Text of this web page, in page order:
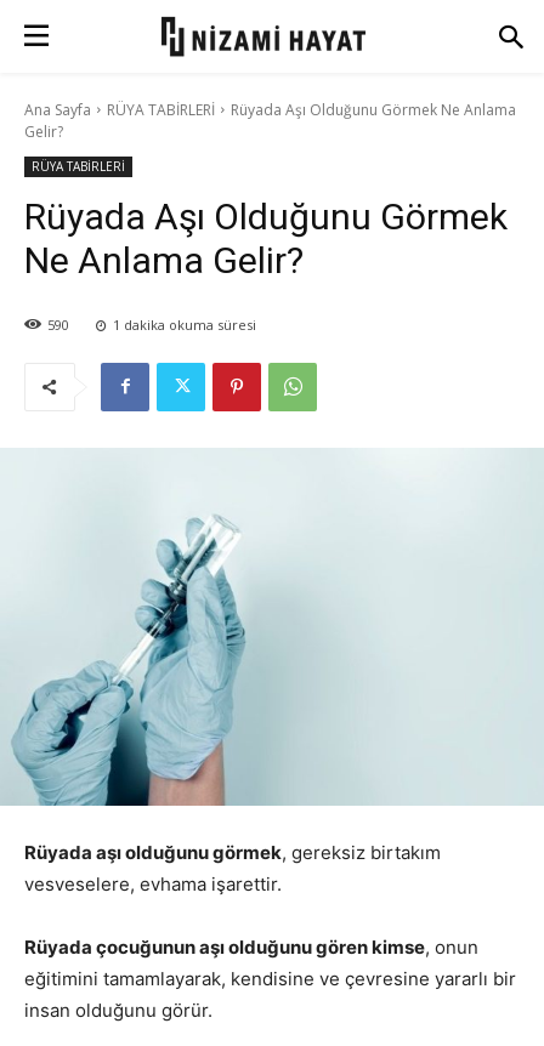
Ana Sayfa RÜYA TABİRLERİ
Rüyada Aşı Olduğunu Görmek Ne Anlama
Gelir?
RÜYA TABİRLERİ
Rüyada Aşı Olduğunu Görmek
Ne Anlama Gelir?
590 1 dakika okuma süresi
Rüyada aşı olduğunu görmek, gereksiz birtakım
vesveselere, evhama işarettir.
Rüyada çocuğunun aşı olduğunu gören kimse, onun
eğitimini tamamlayarak, kendisine ve çevresine yararlı bir
insan olduğunu görür.